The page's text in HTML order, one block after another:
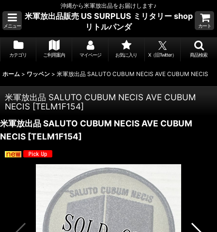
沖縄から米軍放出品をお届けします♪
メニュー
米軍放出品販売 US SURPLUS ミリタリー shop
リトルパンダ
カート
カテゴリ ご利用案内 マイページ お気に入り X（旧Twitter） 商品検索
ホーム > ワッペン > 米軍放出品 SALUTO CUBUM NECIS AVE CUBUM NECIS
米軍放出品 SALUTO CUBUM NECIS AVE CUBUM
NECIS [TELM1F154]
米軍放出品 SALUTO CUBUM NECIS AVE CUBUM
NECIS [TELM1F154]